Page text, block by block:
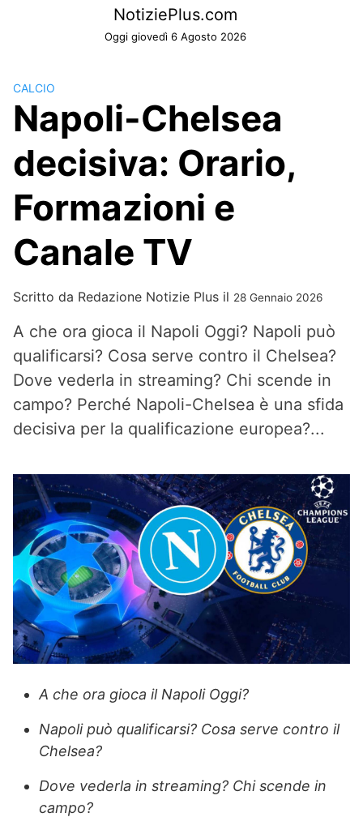
NotiziePlus.com
Oggi giovedì 6 Agosto 2026
CALCIO
Napoli-Chelsea
decisiva: Orario,
Formazioni e
Canale TV
Scritto da Redazione Notizie Plus il 28 Gennaio 2026
A che ora gioca il Napoli Oggi? Napoli può
qualificarsi? Cosa serve contro il Chelsea?
Dove vederla in streaming? Chi scende in
campo? Perché Napoli-Chelsea è una sfida
decisiva per la qualificazione europea?...
A che ora gioca il Napoli Oggi?
Napoli può qualificarsi? Cosa serve contro il
Chelsea?
Dove vederla in streaming? Chi scende in
campo?